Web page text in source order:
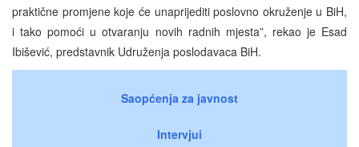
praktične promjene koje će unaprijediti poslovno okruženje u BiH,
i tako pomoći u otvaranju novih radnih mjesta”, rekao je Esad
Ibišević, predstavnik Udruženja poslodavaca BiH.
Saopćenja za javnost
Intervjui